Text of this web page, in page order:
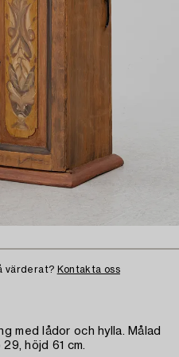
värderat? Kontakta oss
med lådor och hylla. Målad
höjd 61 cm.